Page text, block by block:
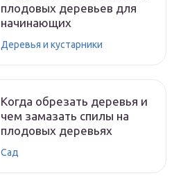
плодовых деревьев для
начинающих
Деревья и кустарники
Когда обрезать деревья и
чем замазать спилы на
плодовых деревьях
Сад